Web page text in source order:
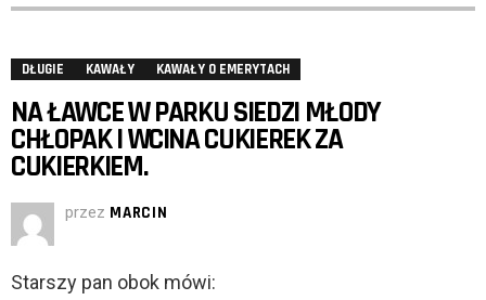
DŁUGIE KAWAŁY KAWAŁY O EMERYTACH
NA ŁAWCE W PARKU SIEDZI MŁODY
CHŁOPAK I WCINA CUKIEREK ZA
CUKIERKIEM.
przez MARCIN
Starszy pan obok mówi: